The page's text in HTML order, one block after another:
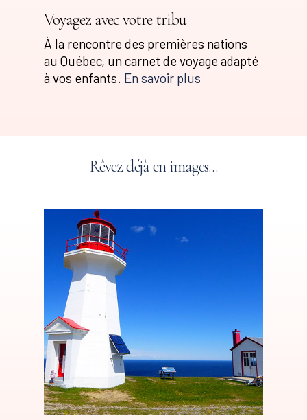
Voyagez avec votre tribu
À la rencontre des premières nations
au Québec, un carnet de voyage adapté
à vos enfants. En savoir plus
Rêvezdéjàen images...